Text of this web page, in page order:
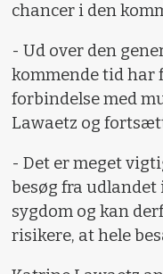
chancer i den
- Ud over den
kommende tid har
forbindelse med
Lawaetz og
- Det er meget
besøg fra udlandet
sygdom og kan
risikere, at hele